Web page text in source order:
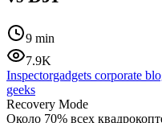
9 min
7.9K
Inspectorgadgets corporate
geeks
Recovery Mode
Около 70% всех